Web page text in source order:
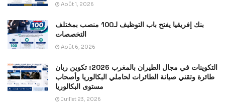
Août 1, 2026
بنك إفريقيا يفتح باب التوظيف لـ100 منصب بمختلف
التخصصات
Août 6, 2026
التكوينات في مجال الطيران بالمغرب 2026: تكوين ربان
طائرة وتقني صيانة الطائرات لحاملي البكالوريا وأصحاب
مستوى البكالوريا
Juillet 23, 2026